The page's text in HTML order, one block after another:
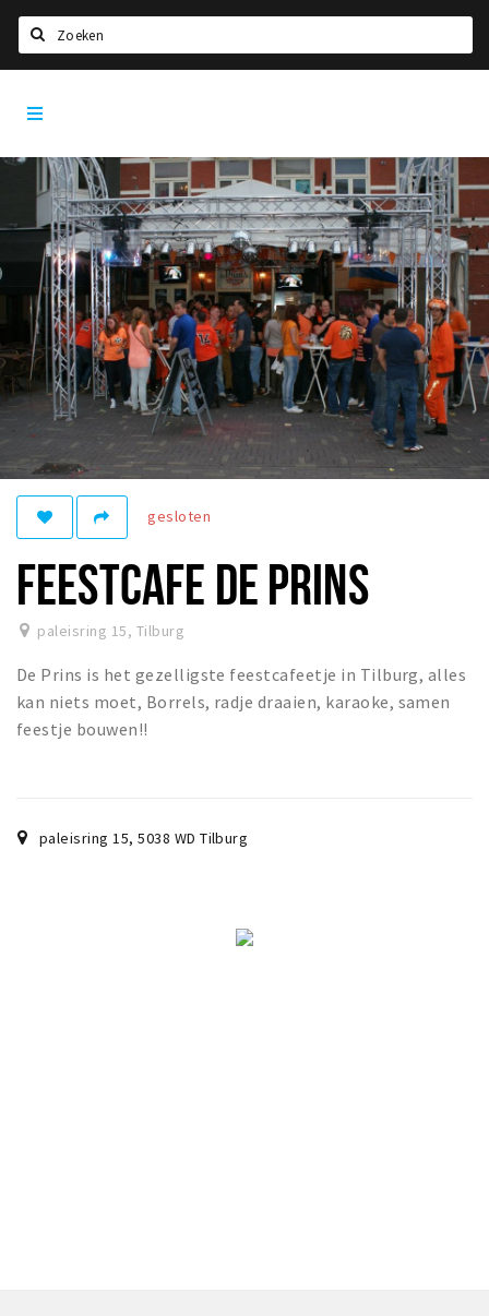
Home
Agenda
Deals
Nieuws, interviews & blogs
Eten
Drinken
Slapen
Recreatief
Winkels
Winkelgebieden
Parkeren
Bezienswaardigheden
Musea, theaters & podia
Uitjes & activiteiten
Natuurgebieden
Andere City Apps
gesloten
FEESTCAFE DE PRINS
paleisring 15, Tilburg
De Prins is het gezelligste feestcafeetje in Tilburg, alles
kan niets moet, Borrels, radje draaien, karaoke, samen
feestje bouwen!!
paleisring 15,5038 WD Tilburg